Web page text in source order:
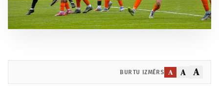
BURTU IZMĒRS A A A